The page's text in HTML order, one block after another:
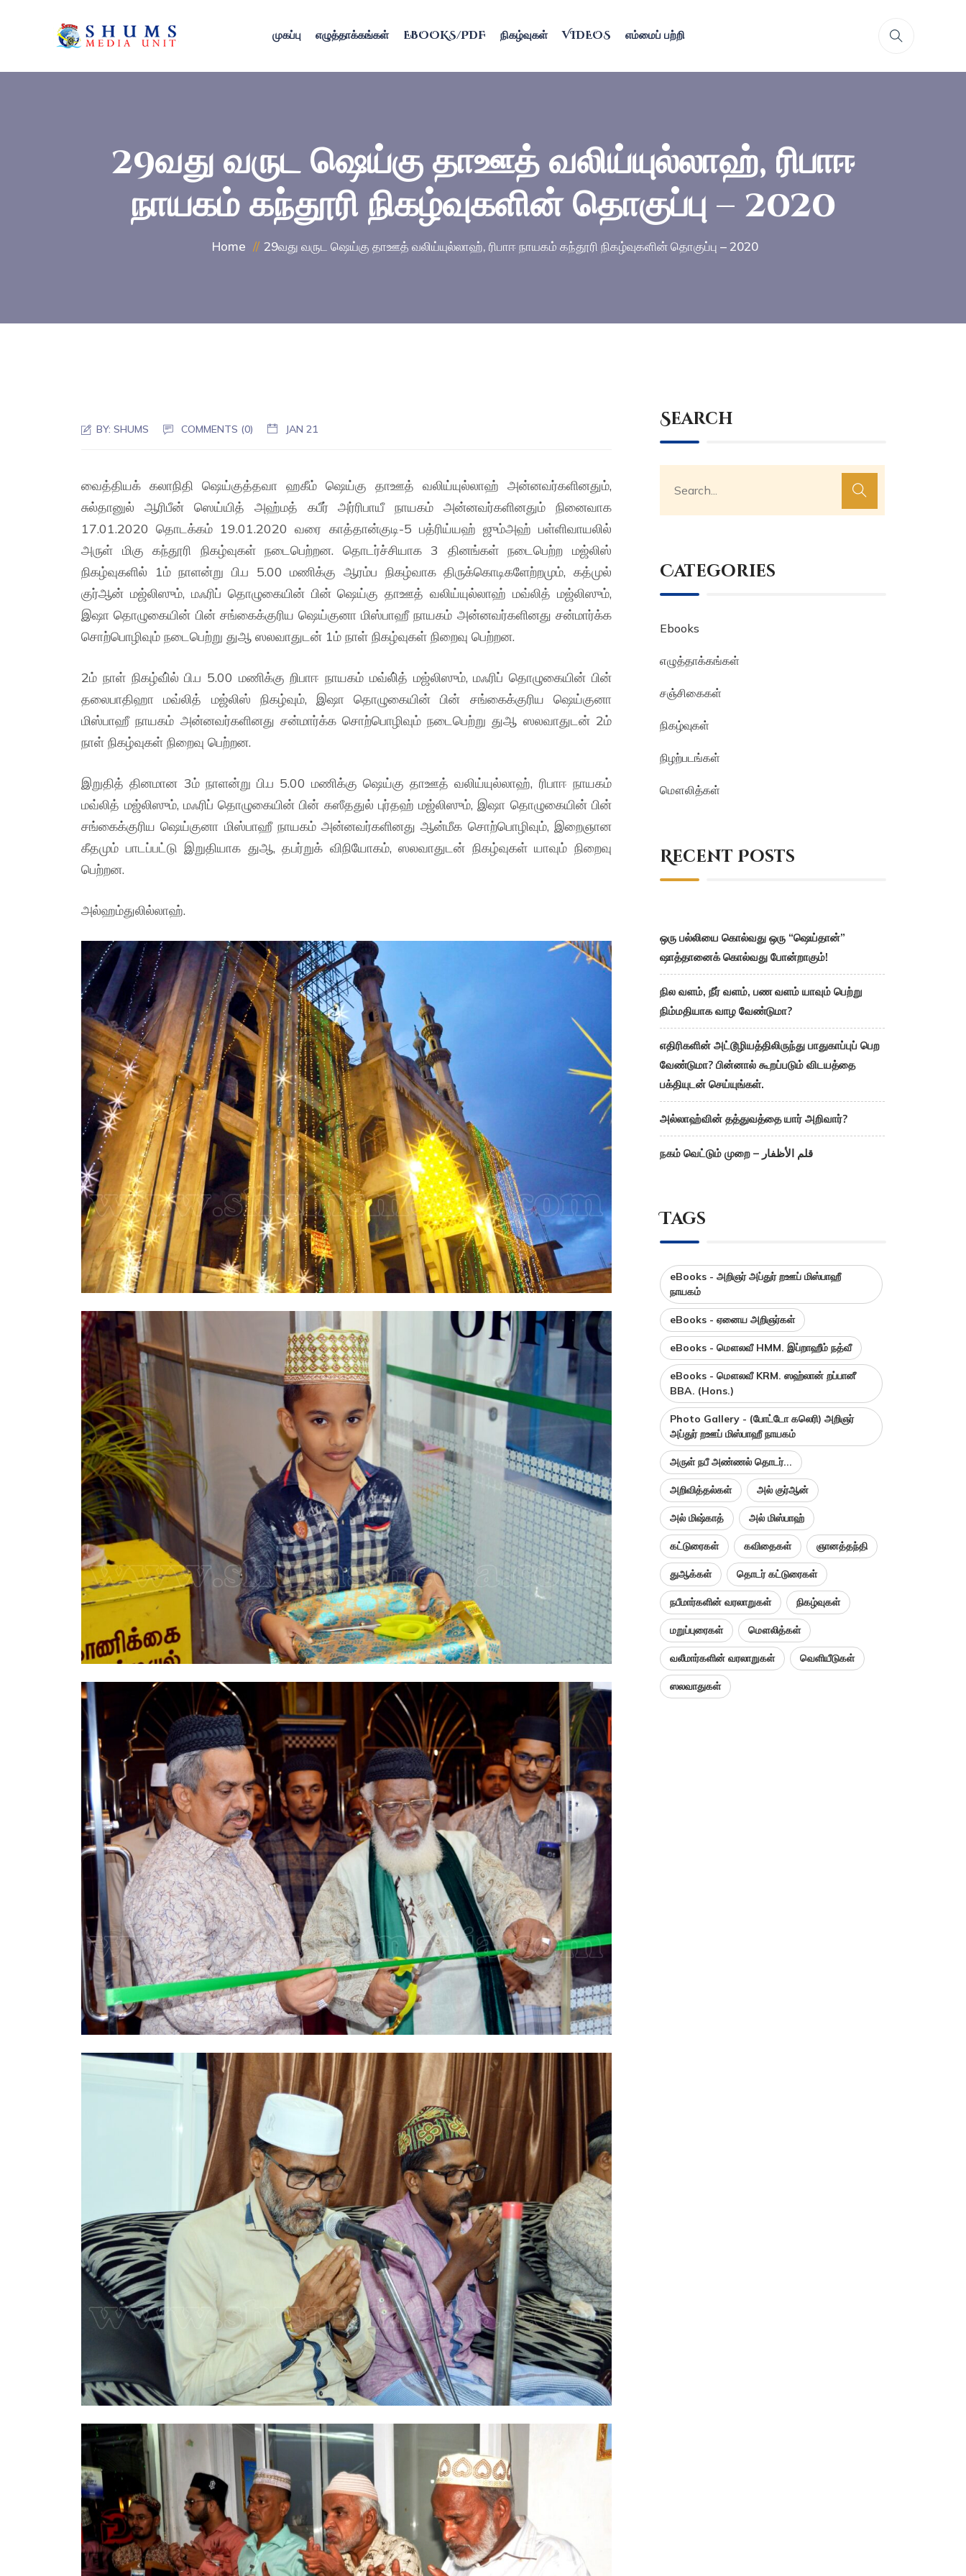
முகப்பு எழுத்தாக்கங்கள் EBOOKS/PDF நிகழ்வுகள் VIDEOS எம்மைப் பற்றி
29வது வருட ஷெய்கு தாஊத் வலிய்யுல்லாஹ், ரிபாஈ
நாயகம் கந்தூரி நிகழ்வுகளின் தொகுப்பு – 2020
Home 29வது வருட ஷெய்கு தாஊத் வலிய்யுல்லாஹ், ரிபாஈ நாயகம் கந்தூரி நிகழ்வுகளின் தொகுப்பு – 2020
BY:SHUMS COMMENTS (0) JAN 21
வைத்தியக் கலாநிதி ஷெய்குத்தவா ஹகீம் ஷெய்கு தாஊத் வலிய்யுல்லாஹ் அன்னவர்களினதும்,
சுல்தானுல் ஆரிபீன் ஸெய்யித் அஹ்மத் கபீர் அர்ரிபாயீ நாயகம் அன்னவர்களினதும் நினைவாக
17.01.2020 தொடக்கம் 19.01.2020 வரை காத்தான்குடி-5 பத்ரிய்யஹ் ஜும்அஹ் பள்ளிவாயலில்
அருள் மிகு கந்தூரி நிகழ்வுகள் நடைபெற்றன. தொடர்ச்சியாக 3 தினங்கள் நடைபெற்ற மஜ்லிஸ்
நிகழ்வுகளில் 1ம் நாளன்று பி.ப 5.00 மணிக்கு ஆரம்ப நிகழ்வாக திருக்கொடிகளேற்றமும், கத்முல்
குர்ஆன் மஜ்லிஸும், மஃரிப் தொழுகையின் பின் ஷெய்கு தாஊத் வலிய்யுல்லாஹ் மவ்லித் மஜ்லிஸும்,
இஷா தொழுகையின் பின் சங்கைக்குரிய ஷெய்குனா மிஸ்பாஹீ நாயகம் அன்னவர்களினது சன்மார்க்க
சொற்பொழிவும் நடைபெற்று துஆ ஸலவாதுடன் 1ம் நாள் நிகழ்வுகள் நிறைவு பெற்றன.
2ம் நாள் நிகழ்வி்ல் பி.ப 5.00 மணிக்கு றிபாஈ நாயகம் மவ்லி்த் மஜ்லிஸும், மஃரிப் தொழுகையின் பின்
தலைபாதிஹா மவ்லித் மஜ்லிஸ் நிகழ்வும், இஷா தொழுகையின் பின் சங்கைக்குரிய ஷெய்குனா
மிஸ்பாஹீ நாயகம் அன்னவர்களினது சன்மார்க்க சொற்பொழிவும் நடைபெற்று துஆ ஸலவாதுடன் 2ம்
நாள் நிகழ்வுகள் நிறைவு பெற்றன.
இறுதித் தினமான 3ம் நாளன்று பி.ப 5.00 மணிக்கு ஷெய்கு தாஊத் வலிய்யுல்லாஹ், ரிபாஈ நாயகம்
மவ்லித் மஜ்லிஸும், மஃரிப் தொழுகையின் பின் கஸீததுல் புர்தஹ் மஜ்லிஸும், இஷா தொழுகையின் பின்
சங்கைக்குரிய ஷெய்குனா மிஸ்பாஹீ நாயகம் அன்னவர்களினது ஆன்மீக சொற்பொழிவும், இறைஞான
கீதமும் பாடப்பட்டு இறுதியாக துஆ, தபர்றுக் விநியோகம், ஸலவாதுடன் நிகழ்வுகள் யாவும் நிறைவு
பெற்றன.
அல்ஹம்துலில்லாஹ்.
Search
Categories
Ebooks
எழுத்தாக்கங்கள்
சஞ்சிகைகள்
நிகழ்வுகள்
நிழற்படங்கள்
மௌலித்கள்
Recent Posts
ஒரு பல்லியை கொல்வது ஒரு “ஷெய்தான்”
ஷாத்தானைக் கொல்வது போன்றாகும்!
நில வளம், நீர் வளம், பண வளம் யாவும் பெற்று
நிம்மதியாக வாழ வேண்டுமா?
எதிரிகளின் அட்டூழியத்திலிருந்து பாதுகாப்புப் பெற
வேண்டுமா? பின்னால் கூறப்படும் விடயத்தை
பக்தியுடன் செய்யுங்கள்.
அல்லாஹ்வின் தத்துவத்தை யார் அறிவார்?
நகம் வெட்டும் முறை – قلم الأظفار
Tags
eBooks - அறிஞர் அப்துர் றஊப் மிஸ்பாஹீ
நாயகம்
eBooks - ஏனைய அறிஞர்கள்
eBooks - மௌலவீ HMM. இப்றாஹீம் நத்வீ
eBooks - மௌலவீ KRM. ஸஹ்லான் றப்பானீ
BBA. (Hons.)
Photo Gallery - (போட்டோ கலெரி) அறிஞர்
அப்துர் றஊப் மிஸ்பாஹீ நாயகம்
அருள் நபீ அண்ணல் தொடர்...
அறிவித்தல்கள் அல் குர்ஆன்
அல் மிஷ்காத் அல் மிஸ்பாஹ்
கட்டுரைகள் கவிதைகள் ஞானத்தந்தி
துஆக்கள் தொடர் கட்டுரைகள்
நபீமார்களின் வரலாறுகள் நிகழ்வுகள்
மறுப்புரைகள் மௌலித்கள்
வலீமார்களின் வரலாறுகள் வெளியீடுகள்
ஸலவாதுகள்